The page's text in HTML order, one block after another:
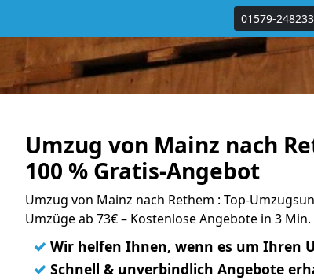
01579-
Umzug von Mainz nach
100 % Gratis-Angebot
Umzug von Mainz nach Rethem : Top-
Umzüge ab 73€ – Kostenlose Angebote in 3 Min.
✓ Wir helfen Ihnen, wenn es um Ihren
✓ Schnell & unverbindlich Angebote